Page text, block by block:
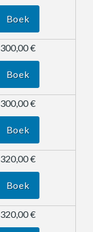
Boek
300,00 €
Boek
300,00 €
Boek
320,00 €
Boek
320,00 €